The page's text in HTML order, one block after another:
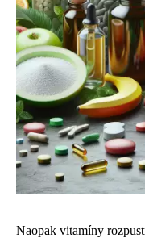
Naopak vitamíny